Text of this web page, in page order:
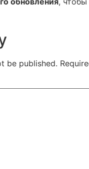
be published.